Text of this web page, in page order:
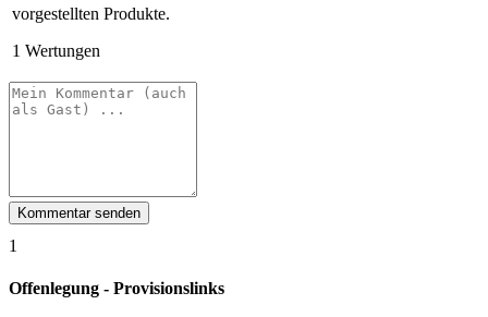
1 Wertungen
Kommentar senden
1
Offenlegung - Provisionslinks